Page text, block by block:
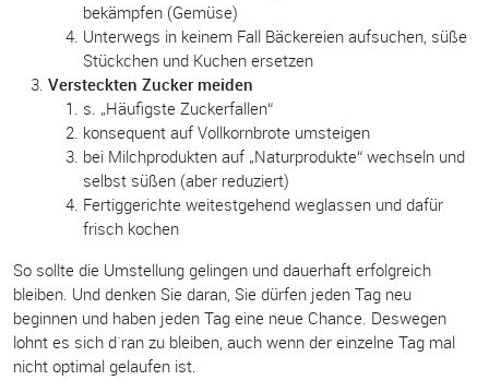
bekämpfen (Gemüse)
Unterwegs in keinem Fall Bäckereien aufsuchen, süße
Stückchen und Kuchen ersetzen
Versteckten Zucker meiden
s. „Häufigste Zuckerfallen“
konsequent auf Vollkornbrote umsteigen
bei Milchprodukten auf „Naturprodukte“ wechseln und
selbst süßen (aber reduziert)
Fertiggerichte weitestgehend weglassen und dafür
frisch kochen
So sollte die Umstellung gelingen und dauerhaft erfolgreich
bleiben. Und denken Sie daran, Sie dürfen jeden Tag neu
beginnen und haben jeden Tag eine neue Chance. Deswegen
lohnt es sich d´ran zu bleiben, auch wenn der einzelne Tag mal
nicht optimal gelaufen ist.